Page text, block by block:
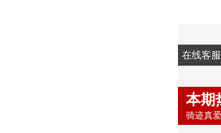
在线客服
本期
骑迹真